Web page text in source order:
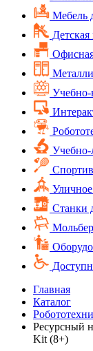
Мебель
Детская
Учебно-
Учебно-
Cтанки
Главная
Каталог
Ресурсный
Kit (8+)